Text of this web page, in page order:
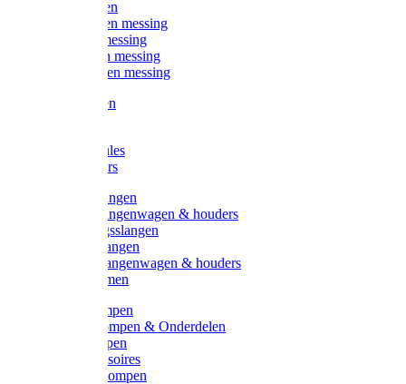
Kogelkranen
Koppelingen messing
Sproeiers messing
Tuinspuiten messing
Slangstukken messing
Handspuiten
Kunststoftules
Regenmeters
Overige slangen
Overige slangenwagen & houders
Beregeningsslangen
Gardena slangen
Gardena slangenwagen & houders
Slangklemmen
Leader pompen
Zwengelpompen & Onderdelen
Ebara pompen
Pompaccessoires
Excellent pompen